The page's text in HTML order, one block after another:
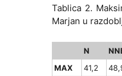
Tablica 2.
Marjan u
N
MAX
41,2